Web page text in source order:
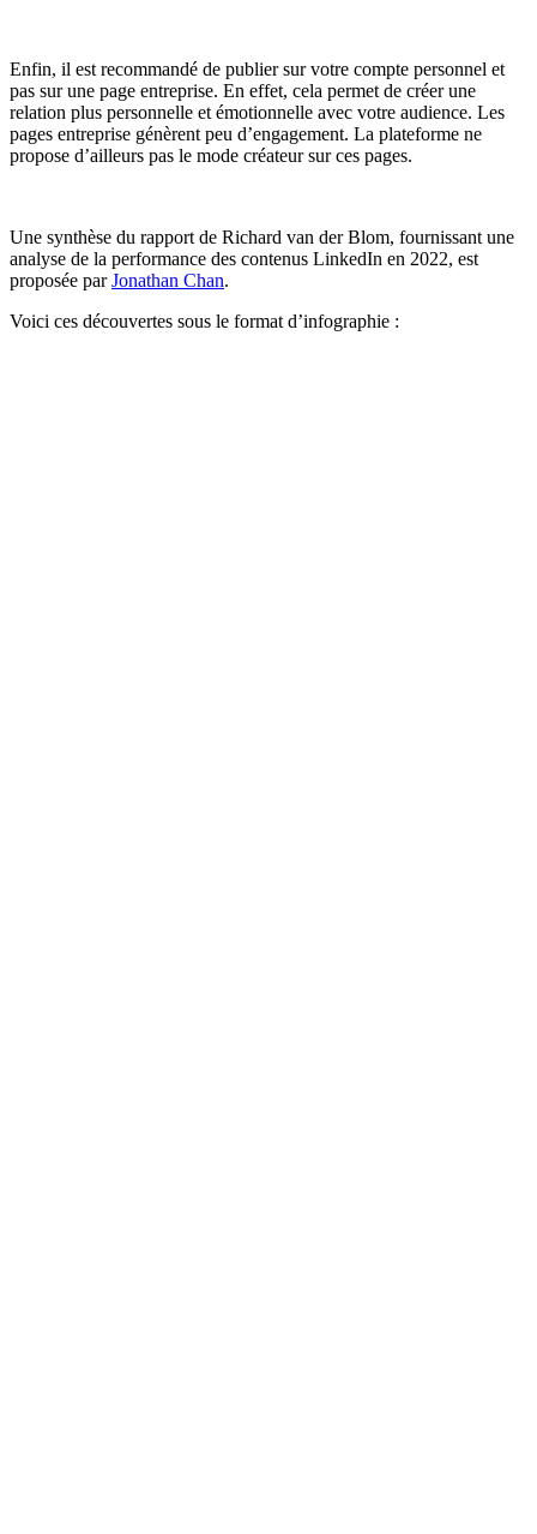
Enfin, il est recommandé de publier sur votre compte personnel et
pas sur une page entreprise. En effet, cela permet de créer une
relation plus personnelle et émotionnelle avec votre audience. Les
pages entreprise génèrent peu d’engagement. La plateforme ne
propose d’ailleurs pas le mode créateur sur ces pages.
Une synthèse du rapport de Richard van der Blom, fournissant une
analyse de la performance des contenus LinkedIn en 2022, est
proposée parJonathan Chan.
Voici ces découvertes sous le format d’infographie :